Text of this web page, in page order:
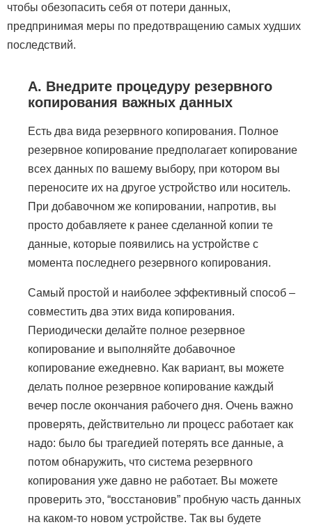
чтобы обезопасить себя от потери данных,
предпринимая меры по предотвращению самых худших
последствий.
A. Внедрите процедуру резервного
копирования важных данных
Есть два вида резервного копирования. Полное
резервное копирование предполагает копирование
всех данных по вашему выбору, при котором вы
переносите их на другое устройство или носитель.
При добавочном же копировании, напротив, вы
просто добавляете к ранее сделанной копии те
данные, которые появились на устройстве с
момента последнего резервного копирования.
Самый простой и наиболее эффективный способ –
совместить два этих вида копирования.
Периодически делайте полное резервное
копирование и выполняйте добавочное
копирование ежедневно. Как вариант, вы можете
делать полное резервное копирование каждый
вечер после окончания рабочего дня. Очень важно
проверять, действительно ли процесс работает как
надо: было бы трагедией потерять все данные, а
потом обнаружить, что система резервного
копирования уже давно не работает. Вы можете
проверить это, “восстановив” пробную часть данных
на каком-то новом устройстве. Так вы будете